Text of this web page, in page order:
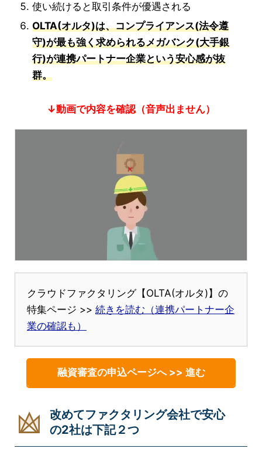
使い続けると取引条件が優遇される
OLTA(オルタ)は、コンプライアンス(法令遵
守)が最も強く求められるメガバンク(大手銀
行)が連携パートナー企業という安心感が抜
群。
↓動画で内容を確認（音声出ません）
クラウドファクタリング【OLTA(オルタ)】の
特集ページ >> 続きを読む（連携パートナー企
業の確認も）
融資審査の申込ページへ >> 進む
改めてファクタリング会社で安心
の2社は下記２つ